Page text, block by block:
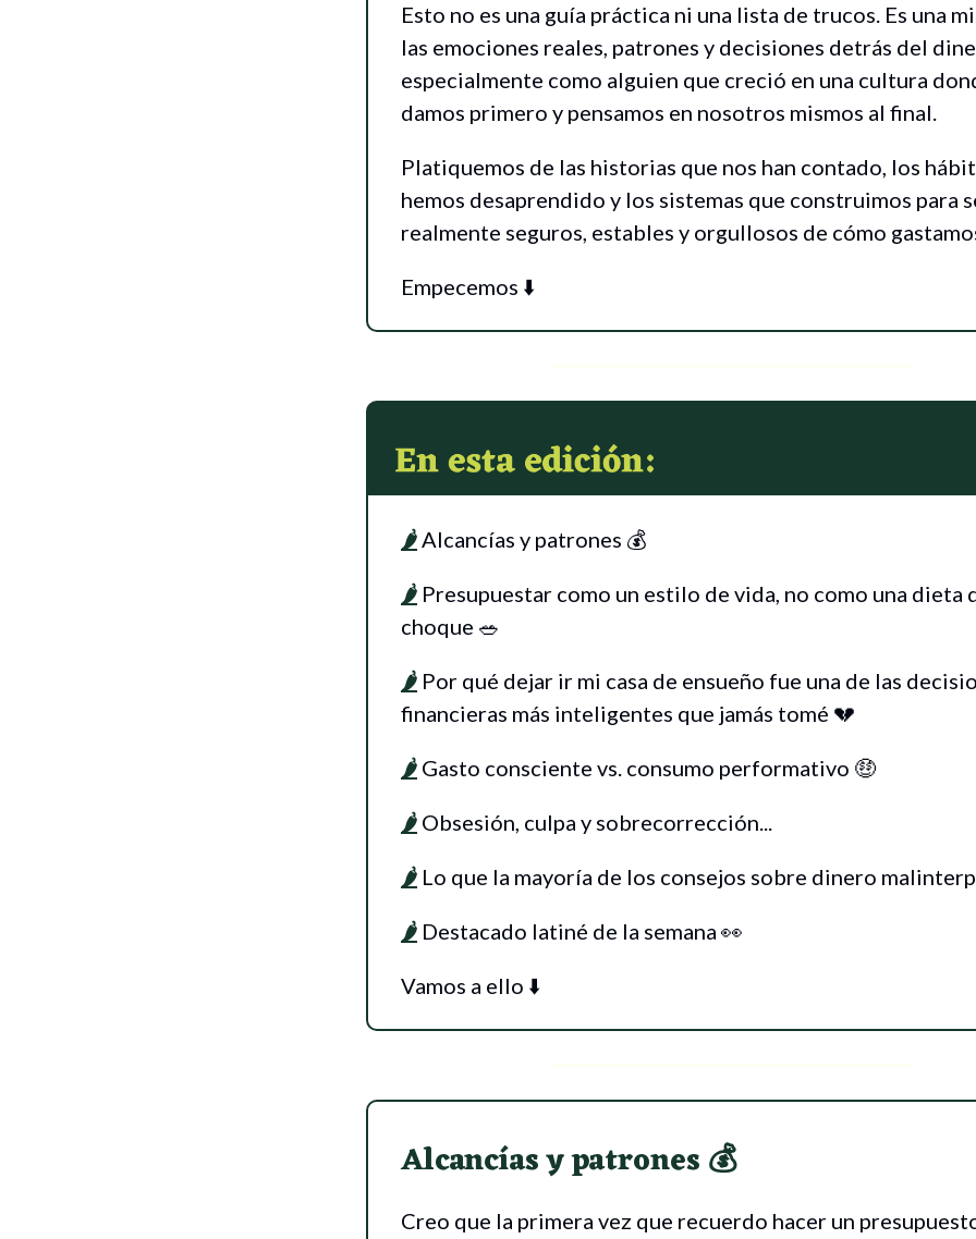
Esto no es una guía práctica ni una lista de trucos. Es una
las emociones reales, patrones y decisiones detrás del
especialmente como alguien que creció en una cultura
damos primero y pensamos en nosotros mismos al final.
Platiquemos de las historias que nos han contado, los
hemos desaprendido y los sistemas que construimos para
realmente seguros, estables y orgullosos de cómo
Empecemos ⬇️
🌶 Alcancías y patrones 💰
🌶 Presupuestar como un estilo de vida, no como una dieta
choque 🥗
🌶 Por qué dejar ir mi casa de ensueño fue una de las
financieras más inteligentes que jamás tomé 💔
🌶 Gasto consciente vs. consumo performativo 🤑
🌶 Obsesión, culpa y sobrecorrección...
🌶 Lo que la mayoría de los consejos sobre dinero
🌶 Destacado latiné de la semana 👀
Vamos a ello ⬇️
Alcancías y patrones 💰
Creo que la primera vez que recuerdo hacer un